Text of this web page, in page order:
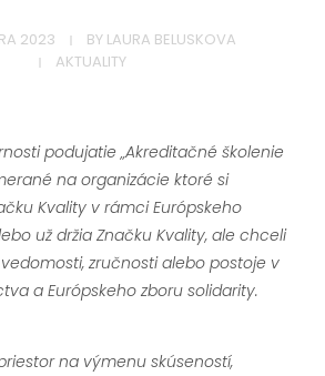
2023 BY LAURA BELUSKOVA
AKTUALITY
podujatie „Akreditačné školenie
na organizácie ktoré si
Kvality v rámci Európskeho
už držia Značku Kvality, ale chceli
zručnosti alebo postoje v
a Európskeho zboru solidarity.
na výmenu skúseností,